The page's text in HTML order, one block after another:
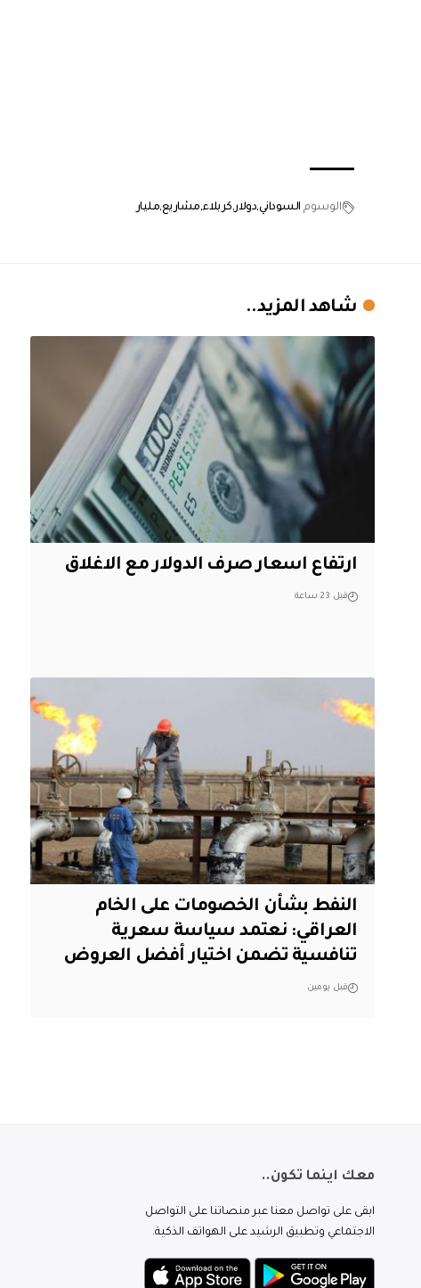
الوسوم السوداني دولار كربلاء مشاريع مليار
شاهد المزيد..
ارتفاع اسعار صرف الدولار مع الاغلاق
قبل 23 ساعة
النفط بشأن الخصومات على الخام
العراقي: نعتمد سياسة سعرية
تنافسية تضمن اختيار أفضل العروض
قبل يومين
معك اينما تكون..
ابقى على تواصل معنا عبر منصاتنا على التواصل
الاجتماعي وتطبيق الرشيد على الهواتف الذكية.